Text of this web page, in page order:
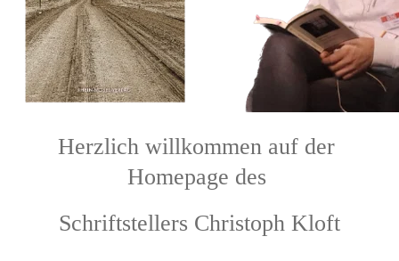
Herzlich willkommen auf der
Homepage des
Schriftstellers Christoph Kloft